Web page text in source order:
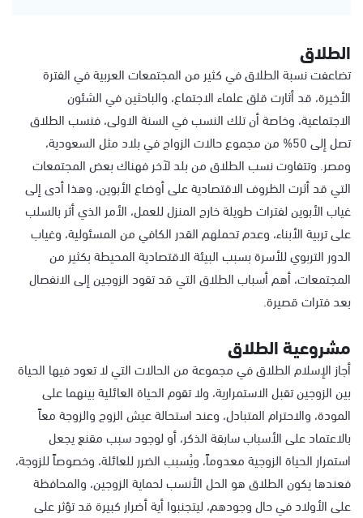
الطلاق
تضاعفت نسبة الطلاق في كثير من المجتمعات العربية في الفترة
الأخيرة، قد أثارت قلق علماء الاجتماع، والباحثين في الشئون
الاجتماعية، وخاصة أن تلك النسب في السنة الاولى، فنسب الطلاق
تصل إلى 50% من مجموع حالات الزواج في بلاد مثل السعودية،
ومصر. وتتفاوت نسب الطلاق من بلد لآخر فهناك بعض المجتمعات
التي قد أثرت الظروف الاقتصادية على أوضاع الأبوين، وهذا أدى إلى
غياب الأبوين لفترات طويلة خارج المنزل للعمل، الأمر الذي أثر بالسلب
على تربية الأبناء، وعدم تحملهم القدر الكافي من المسئولية، وغياب
الدور التربوي للأسرة بسبب البيئة الاقتصادية المحيطة بكثير من
المجتمعات، أهم أسباب الطلاق التي قد تقود الزوجين إلى الانفصال
بعد فترات قصيرة.
مشروعية الطلاق
أجاز الإسلام الطلاق في مجموعة من الحالات التي لا تعود فيها الحياة
بين الزوجين تقبل الاستمرارية، ولا تقوم الحياة العائلية بينهما على
المودة، والاحترام المتبادل، وعند استحالة عيش الزوج والزوجة معاً
بالاعتماد على الأسباب سابقة الذكر، أو لوجود سبب مقنع يجعل
استمرار الحياة الزوجية معدوماً، ويُسبب الضرر للعائلة، وخصوصاً للزوجة،
فعندها يكون الطلاق هو الحل الأنسب لحماية الزوجين، والمحافظة
على الأولاد في حال وجودهم، ليتجنبوا أية أضرار كبيرة قد تؤثر على